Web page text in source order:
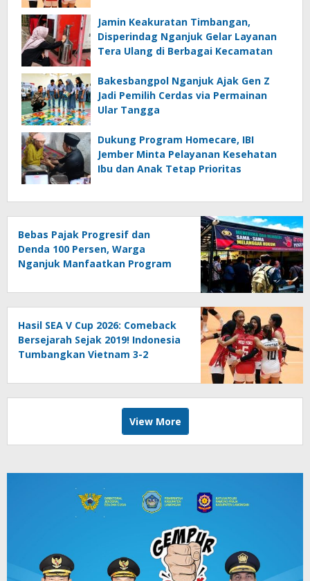
Jamin Keakuratan Timbangan,
Disperindag Nganjuk Gelar Layanan
Tera Ulang di Berbagai Kecamatan
Bakesbangpol Nganjuk Ajak Gen Z
Jadi Pemilih Cerdas via Permainan
Ular Tangga
Dukung Program Homecare, IBI
Jember Minta Pelayanan Kesehatan
Ibu dan Anak Tetap Prioritas
Bebas Pajak Progresif dan
Denda 100 Persen, Warga
Nganjuk Manfaatkan Program
Hasil SEA V Cup 2026: Comeback
Bersejarah Sejak 2019! Indonesia
Tumbangkan Vietnam 3-2
View More